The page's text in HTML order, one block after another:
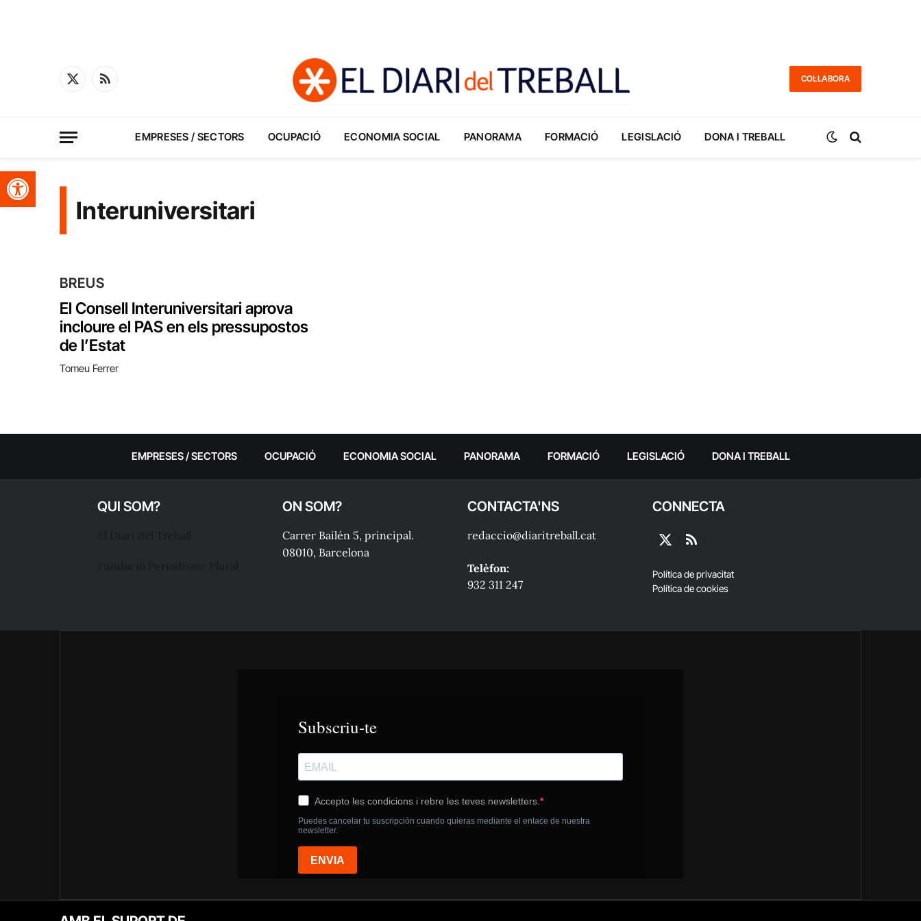
Obre la barra d'eines
X
RSS
COL·LABORA
EMPRESES / SECTORS OCUPACIÓ ECONOMIA SOCIAL PANORAMA FORMACIÓ LEGISLACIÓ DONA I TREBALL
Interuniversitari
BREUS
El Consell Interuniversitari aprova
incloure el PAS en els pressupostos
de l’Estat
Tomeu Ferrer
EMPRESES / SECTORS OCUPACIÓ ECONOMIA SOCIAL PANORAMA FORMACIÓ LEGISLACIÓ DONA I TREBALL
QUI SOM? ON SOM?
Carrer Bailén 5, principal.
08010, Barcelona
CONTACTA'NS
redaccio@diaritreball.cat
Telèfon:
932 311 247
CONNECTA
X
RSS
Política de privacitat
Política de cookies